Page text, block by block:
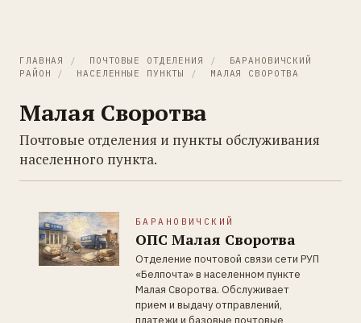
ГЛАВНАЯ / ПОЧТОВЫЕ ОТДЕЛЕНИЯ /
БАРАНОВИЧСКИЙ
РАЙОН
/ НАСЕЛЕННЫЕ ПУНКТЫ / МАЛАЯ СВОРОТВА
Малая Своротва
Почтовые отделения и пункты обслуживания
населенного пункта.
БАРАНОВИЧСКИЙ
ОПС Малая Своротва
Отделение почтовой связи сети РУП
«Белпочта» в населенном пункте
Малая Своротва. Обслуживает
прием и выдачу отправлений,
платежи и базовые почтовые